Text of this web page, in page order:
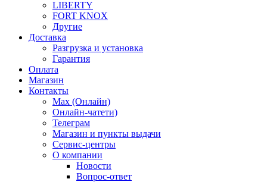
LIBERTY
FORT KNOX
Другие
Доставка
Разгрузка и установка
Гарантия
Оплата
Магазин
Контакты
Max (Онлайн)
Онлайн-чатети)
Телеграм
Магазин и пункты выдачи
Сервис-центры
О компании
Новости
Вопрос-ответ